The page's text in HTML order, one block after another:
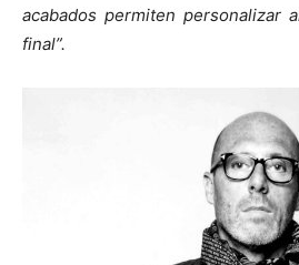
acabados permiten personalizar
final”.